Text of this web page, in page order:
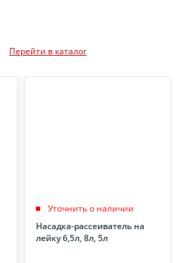
Перейти в каталог
Уточнить о наличии
Насадка-рассеиватель на
лейку 6,5л, 8л, 5л